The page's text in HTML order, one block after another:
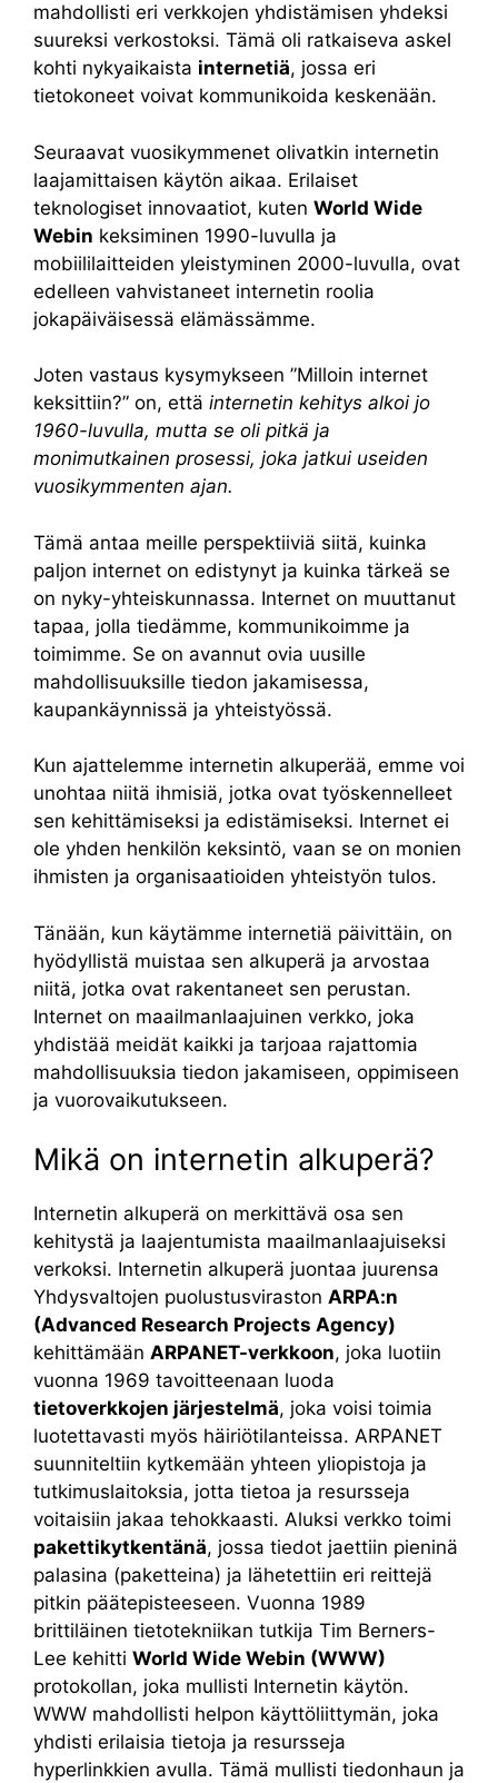
mahdollisti eri verkkojen yhdistämisen yhdeksi
suureksi verkostoksi. Tämä oli ratkaiseva askel
kohti nykyaikaista internetiä, jossa eri
tietokoneet voivat kommunikoida keskenään.
Seuraavat vuosikymmenet olivatkin internetin
laajamittaisen käytön aikaa. Erilaiset
teknologiset innovaatiot, kuten World Wide
Webin keksiminen 1990-luvulla ja
mobiililaitteiden yleistyminen 2000-luvulla, ovat
edelleen vahvistaneet internetin roolia
jokapäiväisessä elämässämme.
Joten vastaus kysymykseen ”Milloin internet
keksittiin?” on, että internetin kehitys alkoi jo
1960-luvulla, mutta se oli pitkä ja
monimutkainen prosessi, joka jatkui useiden
vuosikymmenten ajan.
Tämä antaa meille perspektiiviä siitä, kuinka
paljon internet on edistynyt ja kuinka tärkeä se
on nyky-yhteiskunnassa. Internet on muuttanut
tapaa, jolla tiedämme, kommunikoimme ja
toimimme. Se on avannut ovia uusille
mahdollisuuksille tiedon jakamisessa,
kaupankäynnissä ja yhteistyössä.
Kun ajattelemme internetin alkuperää, emme voi
unohtaa niitä ihmisiä, jotka ovat työskennelleet
sen kehittämiseksi ja edistämiseksi. Internet ei
ole yhden henkilön keksintö, vaan se on monien
ihmisten ja organisaatioiden yhteistyön tulos.
Tänään, kun käytämme internetiä päivittäin, on
hyödyllistä muistaa sen alkuperä ja arvostaa
niitä, jotka ovat rakentaneet sen perustan.
Internet on maailmanlaajuinen verkko, joka
yhdistää meidät kaikki ja tarjoaa rajattomia
mahdollisuuksia tiedon jakamiseen, oppimiseen
ja vuorovaikutukseen.
Mikä on internetin alkuperä?
Internetin alkuperä on merkittävä osa sen
kehitystä ja laajentumista maailmanlaajuiseksi
verkoksi. Internetin alkuperä juontaa juurensa
Yhdysvaltojen puolustusviraston ARPA:n
(Advanced Research Projects Agency)
kehittämään ARPANET-verkkoon, joka luotiin
vuonna 1969 tavoitteenaan luoda
tietoverkkojen järjestelmä, joka voisi toimia
luotettavasti myös häiriötilanteissa. ARPANET
suunniteltiin kytkemään yhteen yliopistoja ja
tutkimuslaitoksia, jotta tietoa ja resursseja
voitaisiin jakaa tehokkaasti. Aluksi verkko toimi
pakettikytkentänä, jossa tiedot jaettiin pieninä
palasina (paketteina) ja lähetettiin eri reittejä
pitkin päätepisteeseen. Vuonna 1989
brittiläinen tietotekniikan tutkija Tim Berners-
Lee kehitti World Wide Webin (WWW)
protokollan, joka mullisti Internetin käytön.
WWW mahdollisti helpon käyttöliittymän, joka
yhdisti erilaisia tietoja ja resursseja
hyperlinkkien avulla. Tämä mullisti tiedonhaun ja